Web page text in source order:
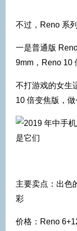
不过，Reno 系
一是普通版
9mm，Reno 10
不打游戏的女生
10 倍变焦版，做
主要卖点：出色
彩
价格：Reno